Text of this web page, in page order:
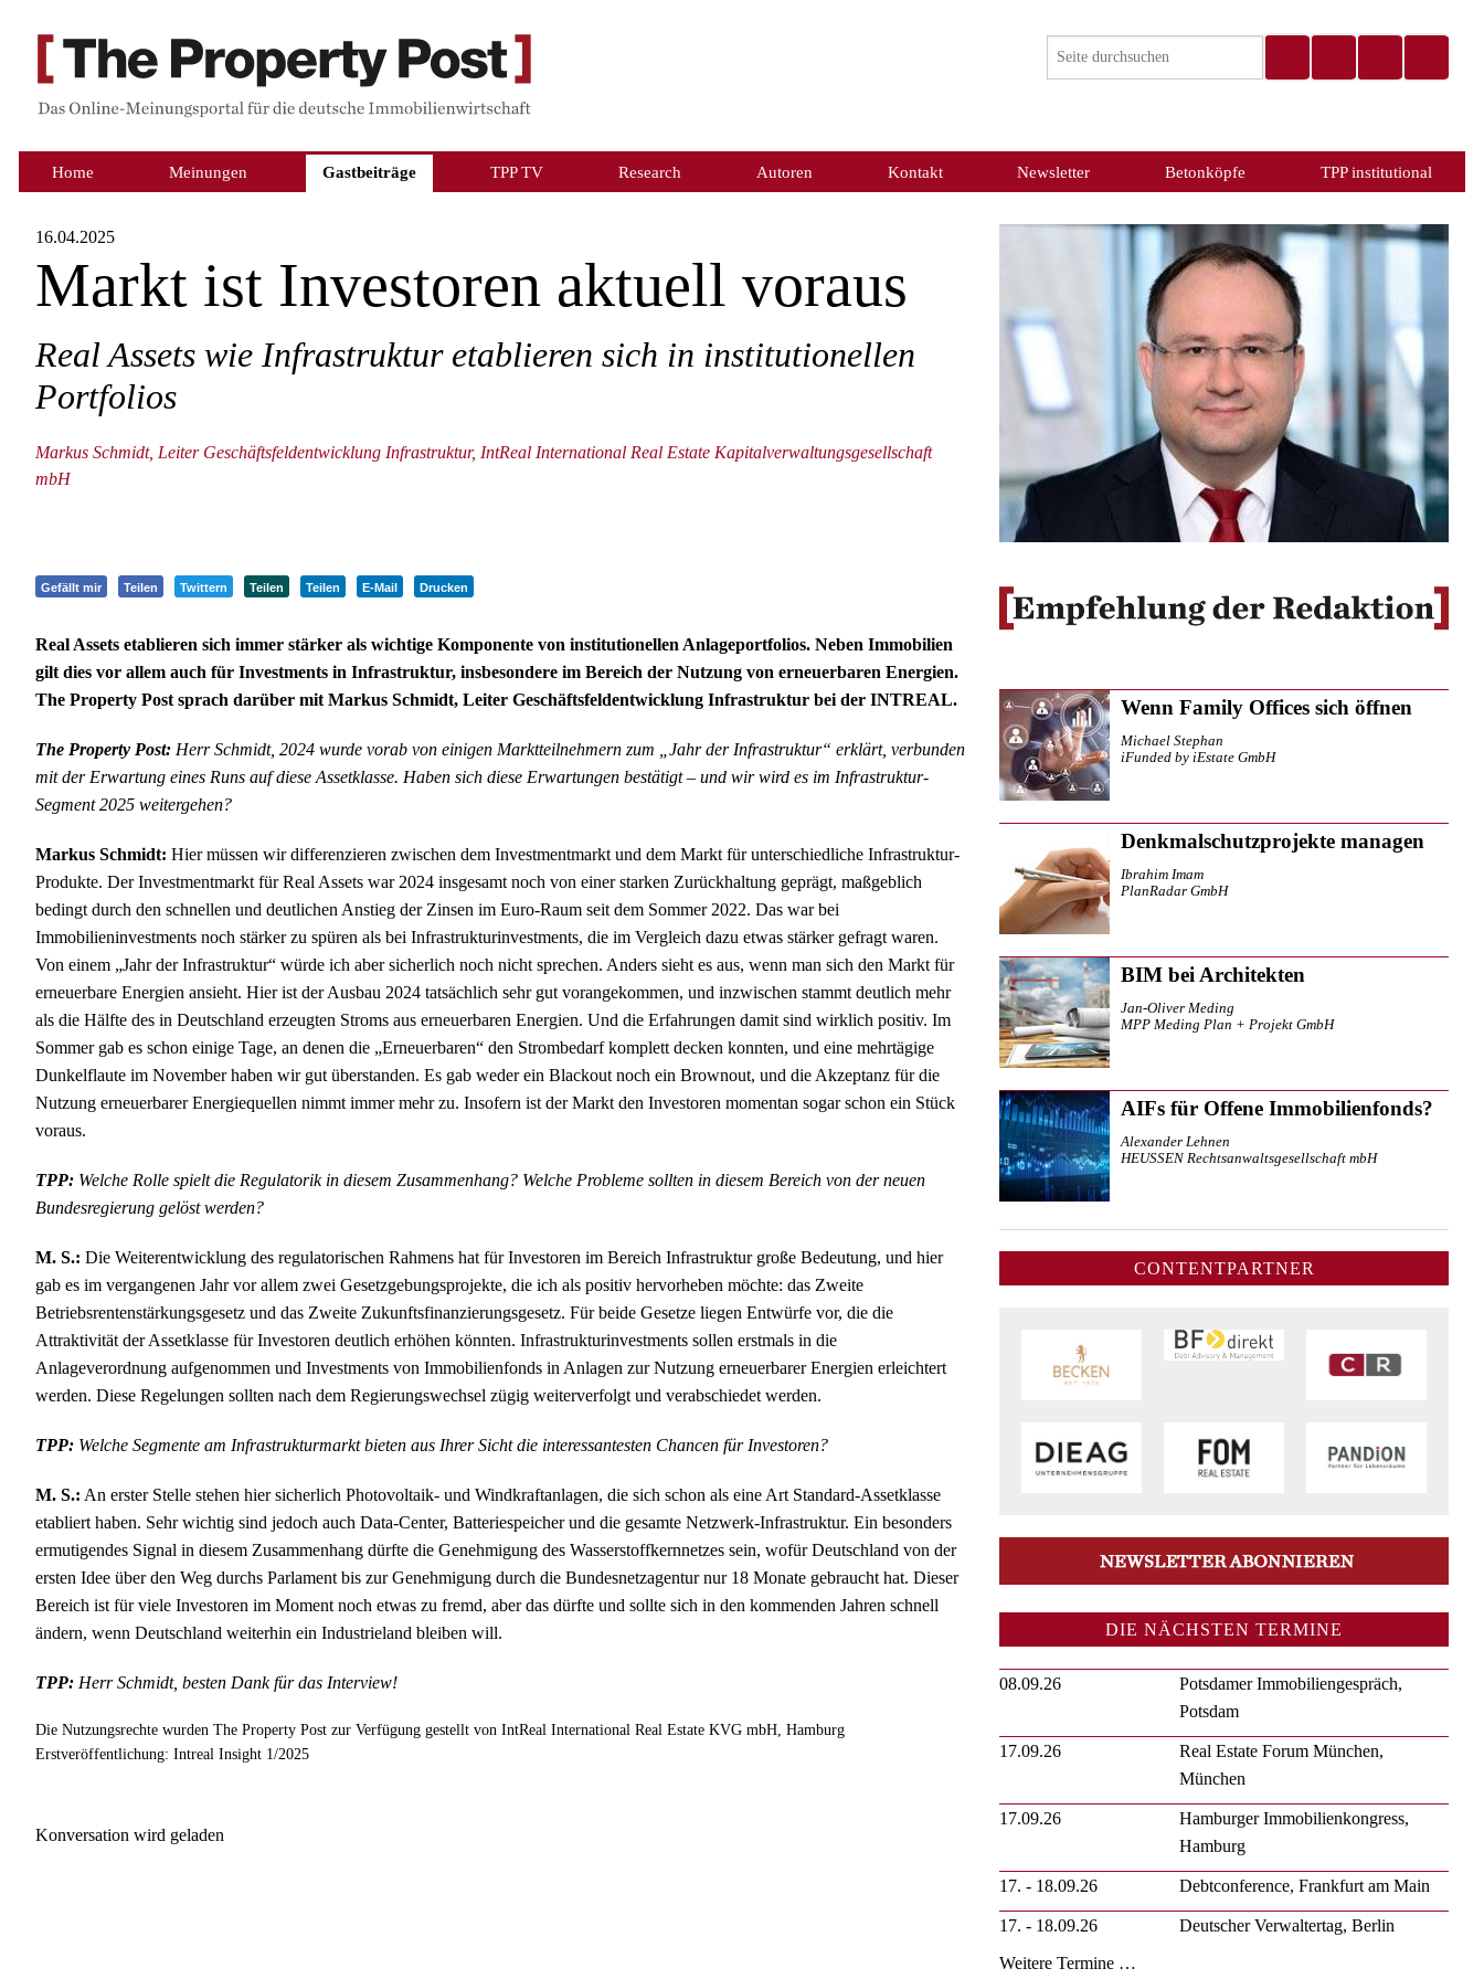
Home Meinungen Gastbeiträge TPP TV Research Autoren Kontakt Newsletter Betonköpfe TPP institutional
16.04.2025
Markt ist Investoren aktuell voraus
Real Assets wie Infrastruktur etablieren sich in institutionellen
Portfolios
Markus Schmidt, Leiter Geschäftsfeldentwicklung Infrastruktur, IntReal International Real Estate Kapitalverwaltungsgesellschaft
mbH
Gefällt mir Teilen Twittern Teilen Teilen E-Mail Drucken
Real Assets etablieren sich immer stärker als wichtige Komponente von institutionellen Anlageportfolios. Neben Immobilien
gilt dies vor allem auch für Investments in Infrastruktur, insbesondere im Bereich der Nutzung von erneuerbaren Energien.
The Property Post sprach darüber mit Markus Schmidt, Leiter Geschäftsfeldentwicklung Infrastruktur bei der INTREAL.
The Property Post: Herr Schmidt, 2024 wurde vorab von einigen Marktteilnehmern zum „Jahr der Infrastruktur“ erklärt, verbunden
mit der Erwartung eines Runs auf diese Assetklasse. Haben sich diese Erwartungen bestätigt – und wir wird es im Infrastruktur-
Segment 2025 weitergehen?
Markus Schmidt: Hier müssen wir differenzieren zwischen dem Investmentmarkt und dem Markt für unterschiedliche Infrastruktur-
Produkte. Der Investmentmarkt für Real Assets war 2024 insgesamt noch von einer starken Zurückhaltung geprägt, maßgeblich
bedingt durch den schnellen und deutlichen Anstieg der Zinsen im Euro-Raum seit dem Sommer 2022. Das war bei
Immobilieninvestments noch stärker zu spüren als bei Infrastrukturinvestments, die im Vergleich dazu etwas stärker gefragt waren.
Von einem „Jahr der Infrastruktur“ würde ich aber sicherlich noch nicht sprechen. Anders sieht es aus, wenn man sich den Markt für
erneuerbare Energien ansieht. Hier ist der Ausbau 2024 tatsächlich sehr gut vorangekommen, und inzwischen stammt deutlich mehr
als die Hälfte des in Deutschland erzeugten Stroms aus erneuerbaren Energien. Und die Erfahrungen damit sind wirklich positiv. Im
Sommer gab es schon einige Tage, an denen die „Erneuerbaren“ den Strombedarf komplett decken konnten, und eine mehrtägige
Dunkelflaute im November haben wir gut überstanden. Es gab weder ein Blackout noch ein Brownout, und die Akzeptanz für die
Nutzung erneuerbarer Energiequellen nimmt immer mehr zu. Insofern ist der Markt den Investoren momentan sogar schon ein Stück
voraus.
TPP: Welche Rolle spielt die Regulatorik in diesem Zusammenhang? Welche Probleme sollten in diesem Bereich von der neuen
Bundesregierung gelöst werden?
M. S.: Die Weiterentwicklung des regulatorischen Rahmens hat für Investoren im Bereich Infrastruktur große Bedeutung, und hier
gab es im vergangenen Jahr vor allem zwei Gesetzgebungsprojekte, die ich als positiv hervorheben möchte: das Zweite
Betriebsrentenstärkungsgesetz und das Zweite Zukunftsfinanzierungsgesetz. Für beide Gesetze liegen Entwürfe vor, die die
Attraktivität der Assetklasse für Investoren deutlich erhöhen könnten. Infrastrukturinvestments sollen erstmals in die
Anlageverordnung aufgenommen und Investments von Immobilienfonds in Anlagen zur Nutzung erneuerbarer Energien erleichtert
werden. Diese Regelungen sollten nach dem Regierungswechsel zügig weiterverfolgt und verabschiedet werden.
TPP: Welche Segmente am Infrastrukturmarkt bieten aus Ihrer Sicht die interessantesten Chancen für Investoren?
M. S.: An erster Stelle stehen hier sicherlich Photovoltaik- und Windkraftanlagen, die sich schon als eine Art Standard-Assetklasse
etabliert haben. Sehr wichtig sind jedoch auch Data-Center, Batteriespeicher und die gesamte Netzwerk-Infrastruktur. Ein besonders
ermutigendes Signal in diesem Zusammenhang dürfte die Genehmigung des Wasserstoffkernnetzes sein, wofür Deutschland von der
ersten Idee über den Weg durchs Parlament bis zur Genehmigung durch die Bundesnetzagentur nur 18 Monate gebraucht hat. Dieser
Bereich ist für viele Investoren im Moment noch etwas zu fremd, aber das dürfte und sollte sich in den kommenden Jahren schnell
ändern, wenn Deutschland weiterhin ein Industrieland bleiben will.
TPP: Herr Schmidt, besten Dank für das Interview!
Die Nutzungsrechte wurden The Property Post zur Verfügung gestellt von IntReal International Real Estate KVG mbH, Hamburg
Erstveröffentlichung: Intreal Insight 1/2025
Konversation wird geladen
Wenn Family Offices sich öffnen
Michael Stephan
iFunded by iEstate GmbH
Denkmalschutzprojekte managen
Ibrahim Imam
PlanRadar GmbH
BIM bei Architekten
Jan-Oliver Meding
MPP Meding Plan + Projekt GmbH
AIFs für Offene Immobilienfonds?
Alexander Lehnen
HEUSSEN Rechtsanwaltsgesellschaft mbH
CONTENTPARTNER
DIE NÄCHSTEN TERMINE
08.09.26
Potsdamer Immobiliengespräch,
Potsdam
17.09.26
Real Estate Forum München,
München
17.09.26
Hamburger Immobilienkongress,
Hamburg
17. - 18.09.26 Debtconference, Frankfurt am Main
17. - 18.09.26
Deutscher Verwaltertag, Berlin
Weitere Termine …